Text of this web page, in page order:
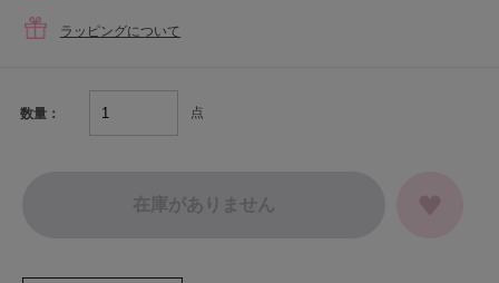
ラッピングについて
数量： 点
在庫がありません